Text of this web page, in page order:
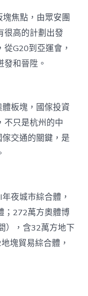
塊焦點，由眾安團
很高的計劃出發
G20到亞運會，
迸發和晉陞。
板塊，國傢投資
不只是杭州的中
交通的關鍵，是
夜城市綜合體，
；272萬方奧體博
），含32萬方地下
塊貿易綜合體，